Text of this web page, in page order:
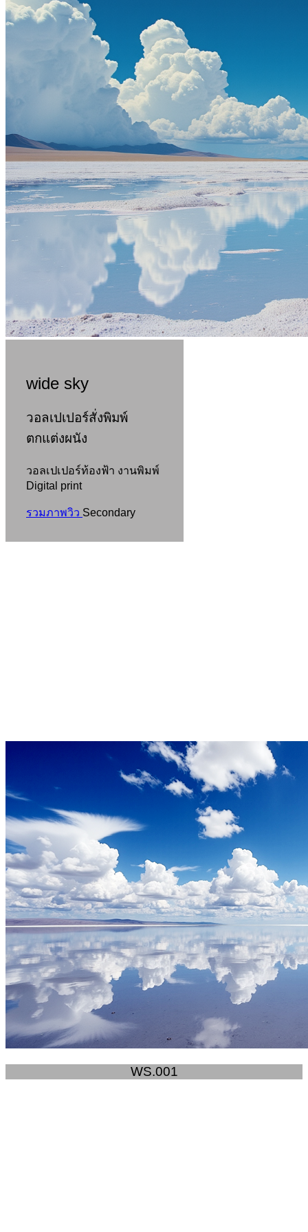
wide sky
วอลเปเปอร์สั่งพิมพ์
ตกแต่งผนัง
วอลเปเปอร์ท้องฟ้า งานพิมพ์
Digital print
รวมภาพวิว Secondary
WS.001